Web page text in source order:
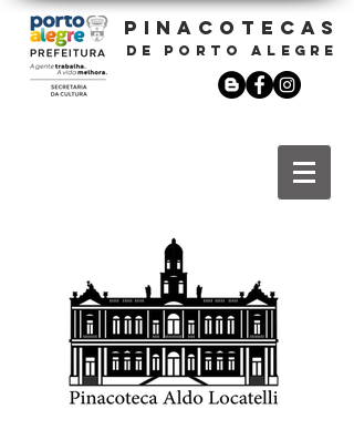
PINACOTECAS
DE PORTO ALEGRE